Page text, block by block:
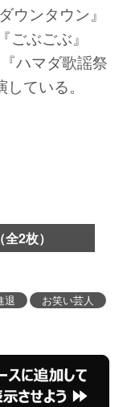
ウンタウン』
ぶごぶ』
ハマダ歌謡祭
ている。
2枚）
退
お笑い芸人